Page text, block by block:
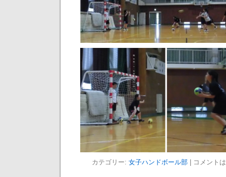
カテゴリー: 女子ハンドボール部 コメント